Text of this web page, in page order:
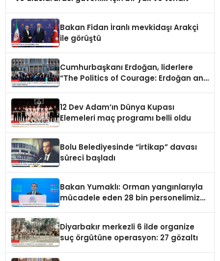
Bakan Fidan İranlı mevkidaşı Arakçi
ile görüştü
Cumhurbaşkanı Erdoğan, liderlere
“The Politics of Courage: Erdoğan and
12 Dev Adam’ın Dünya Kupası
Elemeleri maç programı belli oldu
Bolu Belediyesinde “irtikap” davası
süreci başladı
Bakan Yumaklı: Orman yangınlarıyla
mücadele eden 28 bin personelimiz
Diyarbakır merkezli 6 ilde organize
suç örgütüne operasyon: 27 gözaltı